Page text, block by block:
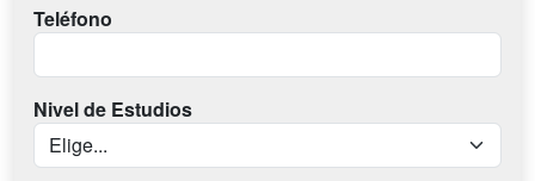
Teléfono
Nivel de Estudios